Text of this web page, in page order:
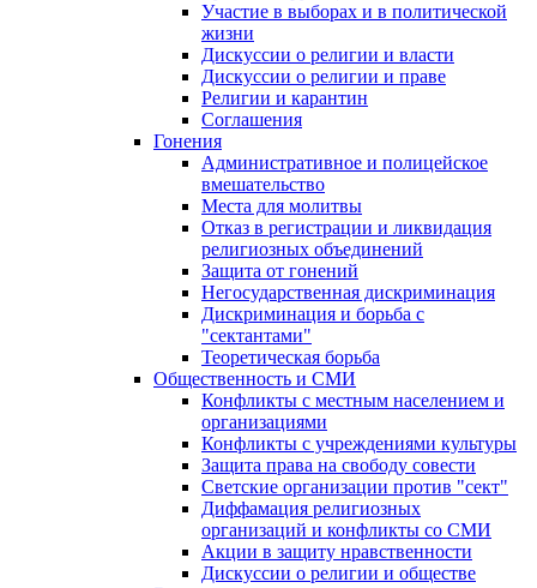
Участие в выборах и в политической
жизни
Дискуссии о религии и власти
Дискуссии о религии и праве
Религии и карантин
Соглашения
Гонения
Административное и полицейское
вмешательство
Места для молитвы
Отказ в регистрации и ликвидация
религиозных объединений
Защита от гонений
Негосударственная дискриминация
Дискриминация и борьба с
"сектантами"
Теоретическая борьба
Общественность и СМИ
Конфликты с местным населением и
организациями
Конфликты с учреждениями культуры
Защита права на свободу совести
Светские организации против "сект"
Диффамация религиозных
организаций и конфликты со СМИ
Акции в защиту нравственности
Дискуссии о религии и обществе